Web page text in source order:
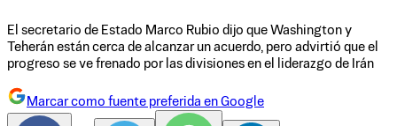
El secretario de Estado Marco Rubio dijo que Washington y
Teherán están cerca de alcanzar un acuerdo, pero advirtió que el
progreso se ve frenado por las divisiones en el liderazgo de Irán
Marcar como fuente preferida en Google